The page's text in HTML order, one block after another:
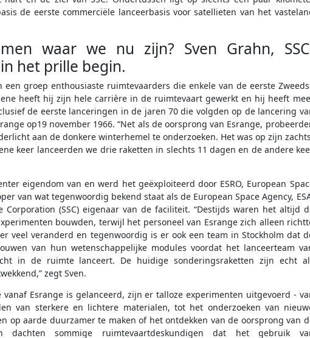
de eerste commerciële lanceerbasis voor satellieten van het
waar we nu zijn? Sven Grahn,
het prille begin.
groep enthousiaste ruimtevaarders die enkele van de eerste
heeft hij zijn hele carrière in de ruimtevaart gewerkt en hij heeft
de eerste lanceringen in de jaren 70 die volgden op de lancering
op19 november 1966. “Net als de oorsprong van Esrange,
aan de donkere winterhemel te onderzoeken. Het was op zijn
keer lanceerden we drie raketten in slechts 11 dagen en de andere
eigendom van en werd het geëxploiteerd door ESRO, European
van wat tegenwoordig bekend staat als de European Space Agency,
Corporation (SSC) eigenaar van de faciliteit. “Destijds waren het altijd
bouwden, terwijl het personeel van Esrange zich alleen
veel veranderd en tegenwoordig is er ook een team in Stockholm dat
van hun wetenschappelijke modules voordat het lanceerteam
in de ruimte lanceert. De huidige sonderingsraketten zijn echt
zegt Sven.
vanaf Esrange is gelanceerd, zijn er talloze experimenten uitgevoerd -
van sterkere en lichtere materialen, tot het onderzoeken van
op aarde duurzamer te maken of het ontdekken van de oorsprong van
dachten sommige ruimtevaartdeskundigen dat het gebruik